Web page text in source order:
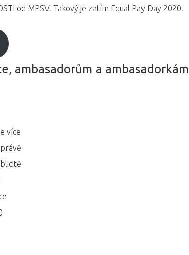
od MPSV. Takový je zatím Equal Pay Day 2020.
ambasadorům a ambasadorkám
více